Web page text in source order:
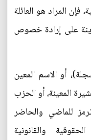
فإن المراد هو العائلة
على إرادة خصوص
أو الاسم المعين
المعينة، أو الحزب
للماضي والحاضر
والقانونية